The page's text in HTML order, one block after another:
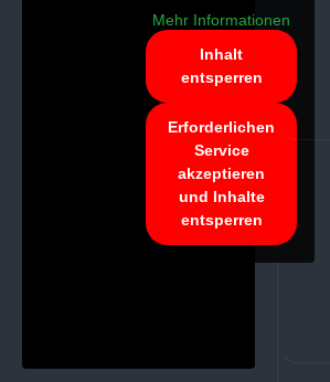
Mehr Informationen
Inhalt
entsperren
Erforderlichen
Service
akzeptieren
und Inhalte
entsperren